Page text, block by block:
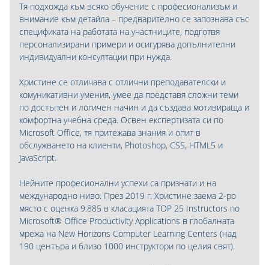
Тя подхожда към всяко обучение с професионализъм и
внимание към детайла – предварително се запознава със
спецификата на работата на участниците, подготвя
персонализирани примери и осигурява допълнителни
индивидуални консултации при нужда.
Христине се отличава с отлични преподавателски и
комуникативни умения, умее да представя сложни теми
по достъпен и логичен начин и да създава мотивираща и
комфортна учебна среда. Освен експертизата си по
Microsoft Office, тя притежава знания и опит в
обслужването на клиенти, Photoshop, CSS, HTML5 и
JavaScript.
Нейните професионални успехи са признати и на
международно ниво. През 2019 г. Христине заема 2-ро
място с оценка 9.885 в класацията TOP 25 Instructors по
Microsoft® Office Productivity Applications в глобалната
мрежа на New Horizons Computer Learning Centers (над
190 центъра и близо 1000 инструктори по целия свят).